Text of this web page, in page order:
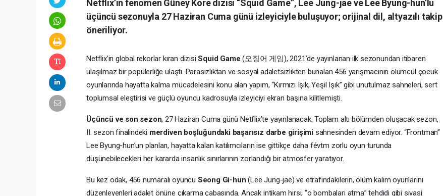
Netflix’in fenomen Güney Kore dizisi “Squid Game”, Lee Jung-jae ve Lee Byung-hun’lu
üçüncü sezonuyla 27 Haziran Cuma günü izleyiciyle buluşuyor; orijinal dil, altyazılı takip
öneriliyor.
Netflix’in global rekorlar kıran dizisiSquid Game (오징어 게임), 2021’de yayınlanan ilk sezonundan itibaren
ulaşılmaz bir popülerliğe ulaştı. Parasızlıktan ve sosyal adaletsizlikten bunalan 456 yarışmacının ölümcül çocuk
oyunlarında hayatta kalma mücadelesini konu alan yapım, “Kırmızı Işık, Yeşil Işık” gibi unutulmaz sahneleri, sert
toplumsal eleştirisi ve güçlü oyuncu kadrosuyla izleyiciyi ekran başına kilitlemişti.
Üçüncü ve son sezon, 27 Haziran Cuma günü Netflix’te yayınlanacak. Toplam altı bölümden oluşacak sezon,
II. sezon finalindeki merdiven boşluğundaki başarısız darbe girişimi sahnesinden devam ediyor. “Frontman”
Lee Byung-hun’un planları, hayatta kalan katılımcıların ise gittikçe daha févtm zorlu oyun turunda
düşünebilecekleri her kararda insanlık sınırlarının zorlandığı bir atmosfer yaratıyor.
Bu kez odak, 456 numaralı oyuncu Seong Gi-hun (Lee Jung-jae) ve etrafındakilerin, ölüm kalım oyunlarını
düzenleyenleri adalet önüne çıkarma çabasında. Ancak intikam hırsı, “o bombaları atma” tehdidi gibi siyasi